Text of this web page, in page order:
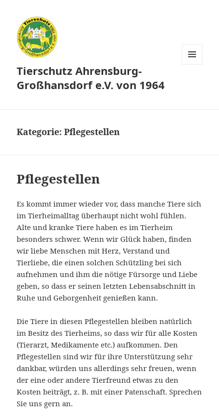
Tierschutz Ahrensburg-
Großhansdorf e.V. von 1964
Kategorie:Pflegestellen
Pflegestellen
Es kommt immer wieder vor, dass manche Tiere sich
im Tierheimalltag überhaupt nicht wohl fühlen.
Alte und kranke Tiere haben es im Tierheim
besonders schwer. Wenn wir Glück haben, finden
wir liebe Menschen mit Herz, Verstand und
Tierliebe, die einen solchen Schützling bei sich
aufnehmen und ihm die nötige Fürsorge und Liebe
geben, so dass er seinen letzten Lebensabschnitt in
Ruhe und Geborgenheit genießen kann.
Die Tiere in diesen Pflegestellen bleiben natürlich
im Besitz des Tierheims, so dass wir für alle Kosten
(Tierarzt, Medikamente etc.) aufkommen. Den
Pflegestellen sind wir für ihre Unterstützung sehr
dankbar, würden uns allerdings sehr freuen, wenn
der eine oder andere Tierfreund etwas zu den
Kosten beiträgt, z. B. mit einer Patenschaft. Sprechen
Sie uns gern an.